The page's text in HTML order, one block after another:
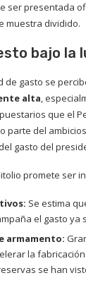
ser presentada
muestra dividido.
bajo la
de gasto se
alta,
que el
parte del
gasto del
promete ser
Se estima
el gasto ya
armamento:
la
se han